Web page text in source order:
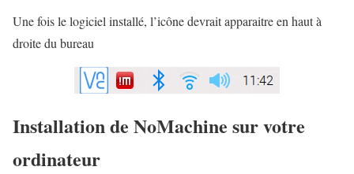
Une fois le logiciel installé, l’icône devrait apparaitre en haut à
droite du bureau
Installation de NoMachine sur votre
ordinateur